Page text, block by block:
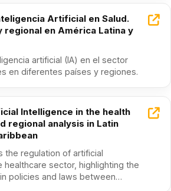
Artificial en Salud.
regional en América Latina y
artificial (IA) en el sector
en diferentes países y regiones.
Intelligence in the health
regional analysis in Latin
the regulation of artificial
healthcare sector, highlighting the
policies and laws between…